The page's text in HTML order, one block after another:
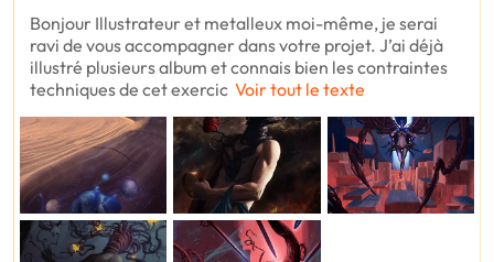
Bonjour Illustrateur et metalleux moi-même, je serai
ravi de vous accompagner dans votre projet. J’ai déjà
illustré plusieurs album et connais bien les contraintes
techniques de cet exercic Voir tout le texte